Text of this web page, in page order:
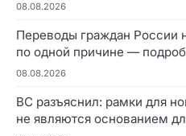
08.08.2026
Переводы граждан России
по одной причине —
08.08.2026
ВС разъяснил: рамки для
не являются основанием